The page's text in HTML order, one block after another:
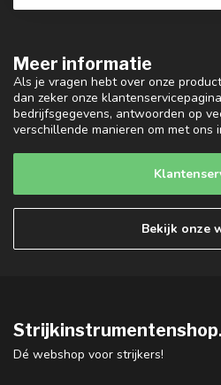
Meer informatie
Als je vragen hebt over onze
dan zeker onze
bedrijfsgegevens, antwoorden op
verschillende manieren om met ons
Bekijk onze
Dé webshop voor strijkers!